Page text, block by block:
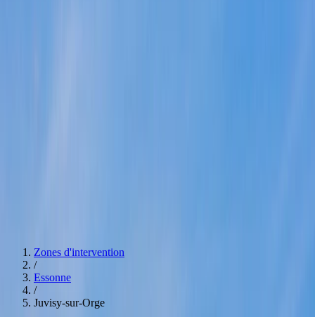
Zones d'intervention
/
Essonne
/
Juvisy-sur-Orge